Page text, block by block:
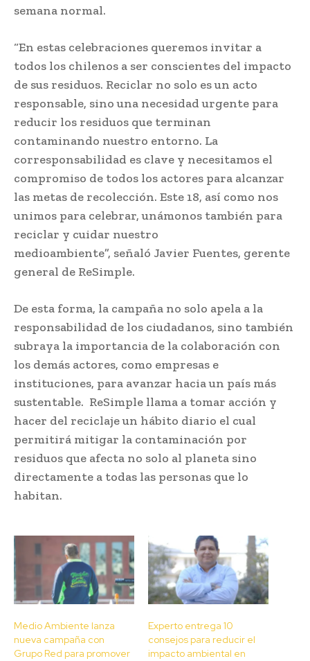
semana normal.
“En estas celebraciones queremos invitar a
todos los chilenos a ser conscientes del impacto
de sus residuos. Reciclar no solo es un acto
responsable, sino una necesidad urgente para
reducir los residuos que terminan
contaminando nuestro entorno. La
corresponsabilidad es clave y necesitamos el
compromiso de todos los actores para alcanzar
las metas de recolección. Este 18, así como nos
unimos para celebrar, unámonos también para
reciclar y cuidar nuestro
medioambiente”, señaló Javier Fuentes, gerente
general de ReSimple.
De esta forma, la campaña no solo apela a la
responsabilidad de los ciudadanos, sino también
subraya la importancia de la colaboración con
los demás actores, como empresas e
instituciones, para avanzar hacia un país más
sustentable. ReSimple llama a tomar acción y
hacer del reciclaje un hábito diario el cual
permitirá mitigar la contaminación por
residuos que afecta no solo al planeta sino
directamente a todas las personas que lo
habitan.
Medio Ambiente lanza
nueva campaña con
Grupo Red para promover
Experto entrega 10
consejos para reducir el
impacto ambiental en